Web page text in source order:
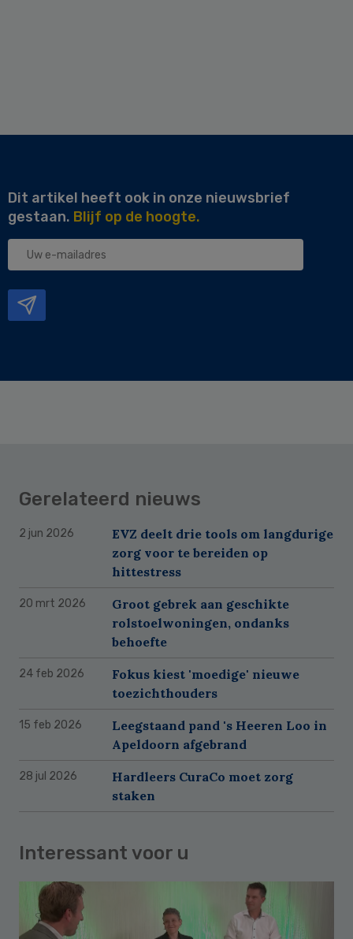
Dit artikel heeft ook in onze nieuwsbrief
gestaan. Blijf op de hoogte.
Uw
Gerelateerd nieuws
2 jun 2026
EVZ deelt drie tools om langdurige
zorg voor te bereiden op
hittestress
20 mrt 2026
Groot gebrek aan geschikte
rolstoelwoningen, ondanks
behoefte
24 feb 2026
Fokus kiest 'moedige' nieuwe
toezichthouders
15 feb 2026
Leegstaand pand 's Heeren Loo in
Apeldoorn afgebrand
28 jul 2026
Hardleers CuraCo moet zorg
staken
Interessant voor u